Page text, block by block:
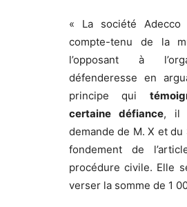
« La société Adecco
compte-tenu de la
l’opposant à
défenderesse en
principe qui
certaine défiance, il
demande de M. X et du
fondement de
procédure civile. Elle
verser la somme de 1